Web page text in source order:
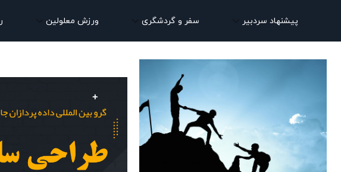
پیشنهاد سردبیر سفر و گردشگری ورزش معلولین